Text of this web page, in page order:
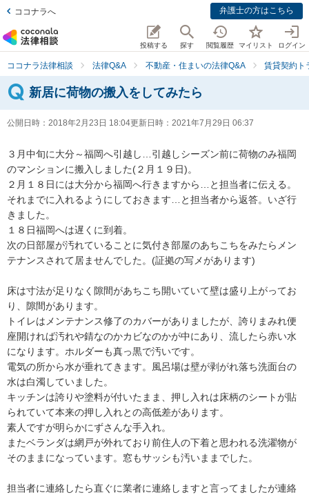
ココナラへ 弁護士の方はこちら
投稿する 探す 閲覧履歴 マイリスト ログイン
ココナラ法律相談 法律Q&A 不動産・住まいの法律Q&A 賃貸契約ト
新居に荷物の搬入をしてみたら
公開日時： 2018年2月23日 18:04更新日時： 2021年7月29日 06:37
３月中旬に大分～福岡へ引越し…引越しシーズン前に荷物のみ福岡
のマンションに搬入しました(２月１９日)。
２月１８日には大分から福岡へ行きますから…と担当者に伝える。
それまでに入れるようにしておきます…と担当者から返答。いざ行
きました。
１８日福岡へは遅くに到着。
次の日部屋が汚れていることに気付き部屋のあちこちをみたらメン
テナンスされて居ませんでした。(証拠の写メがあります)
床は寸法が足りなく隙間があちこち開いていて壁は盛り上がってお
り、隙間があります。
トイレはメンテナンス修了のカバーがありましたが、誇りまみれ便
座開ければ汚れや錆なのかカビなのかが中にあり、流したら赤い水
になります。ホルダーも真っ黒で汚いです。
電気の所から水が垂れてきます。風呂場は壁が剥がれ落ち洗面台の
水は白濁していました。
キッチンは誇りや塗料が付いたまま、押し入れは床柄のシートが貼
られていて本来の押し入れとの高低差があります。
素人ですが明らかにずさんな手入れ。
またベランダは網戸が外れており前住人の下着と思われる洗濯物が
そのままになっています。窓もサッシも汚いままでした。
担当者に連絡したら直ぐに業者に連絡しますと言ってましたが連絡